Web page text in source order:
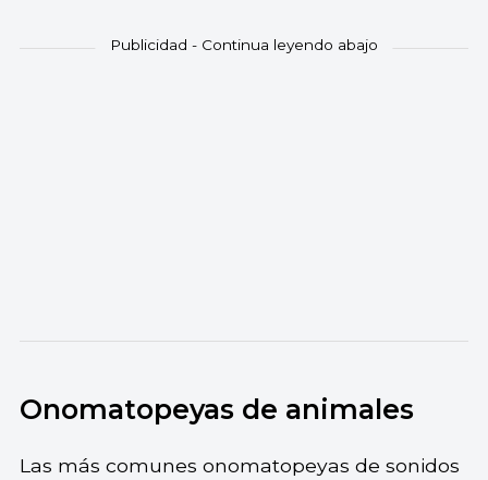
Onomatopeyas de animales
Las más comunes onomatopeyas de sonidos